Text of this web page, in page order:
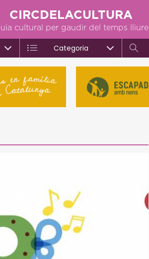
CIRCDELACULTURA
cultural per gaudir del temps lliure
Categoria